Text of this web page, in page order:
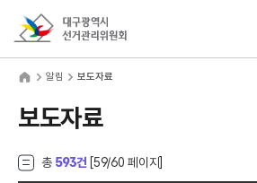
알림 보도자료
보도자료
총 593건 [59/60 페이지]